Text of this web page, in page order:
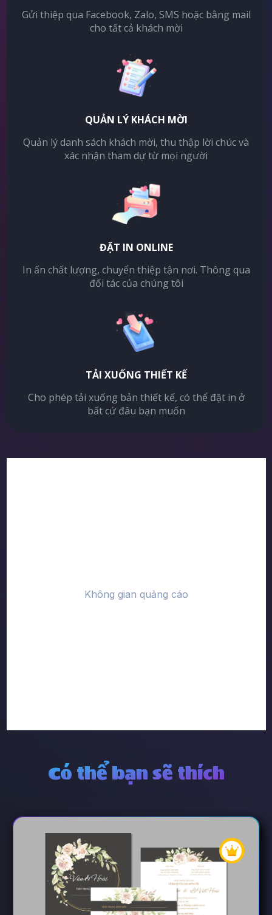
Gửi thiệp qua Facebook, Zalo, SMS hoặc bằng mail
cho tất cả khách mời
QUẢN LÝ KHÁCH MỜI
Quản lý danh sách khách mời, thu thập lời chúc và
xác nhận tham dự từ mọi người
ĐẶT IN ONLINE
In ấn chất lượng, chuyển thiệp tận nơi. Thông qua
đối tác của chúng tôi
TẢI XUỐNG THIẾT KẾ
Cho phép tải xuống bản thiết kế, có thể đặt in ở
bất cứ đâu bạn muốn
Có thể bạn sẽ thích